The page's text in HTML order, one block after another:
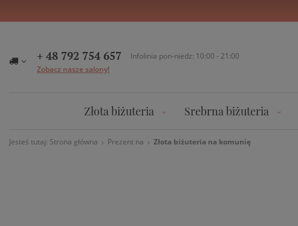
+ 48 792 754 657
Infolinia pon-niedz: 10:00 - 21:00
Zobacz nasze salony!
Złota biżuteria Srebrna biżuteria
Jesteś tutaj: Strona główna Prezent na Złota biżuteria na komunię